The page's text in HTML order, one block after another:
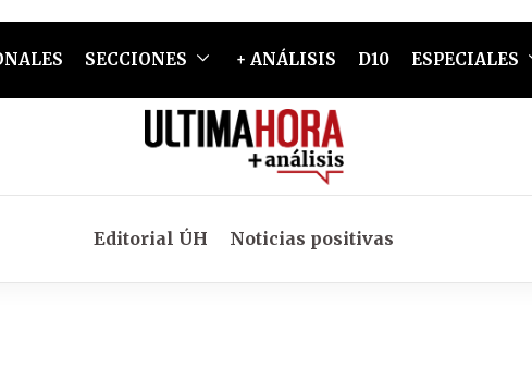
SECCIONES + ANÁLISIS D10 ESPECIALES
Editorial ÚH Noticias positivas